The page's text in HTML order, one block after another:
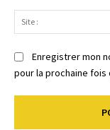
Enregistrer mon
pour la prochaine fois